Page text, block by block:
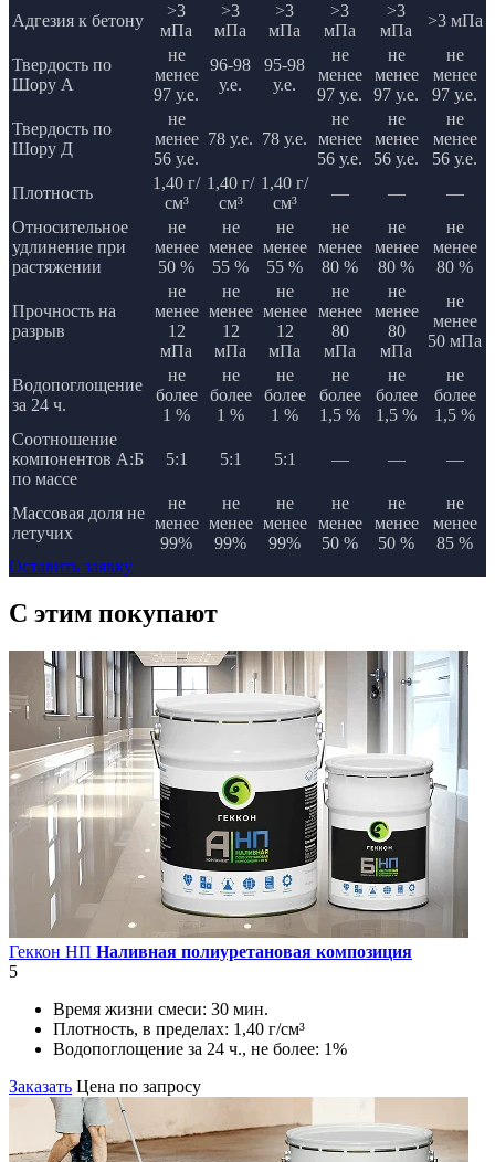
Адгезия к бетону
>3
мПа
>3
мПа
>3
мПа
>3
мПа
>3
мПа
>3 мПа
Твердость по
Шору А
не
менее
97 у.е.
96-98
у.е.
95-98
у.е.
не
менее
97 у.е.
не
менее
97 у.е.
не
менее
97 у.е.
Твердость по
Шору Д
не
менее
56 у.е.
78 у.е. 78 у.е.
не
менее
56 у.е.
не
менее
56 у.е.
не
менее
56 у.е.
Плотность
1,40 г/
см³
1,40 г/
см³
1,40 г/
см³
— —
—
Относительное
удлинение при
растяжении
не
менее
50 %
не
менее
55 %
не
менее
55 %
не
менее
80 %
не
менее
80 %
не
менее
80 %
Прочность на
разрыв
не
менее
12
мПа
не
менее
12
мПа
не
менее
12
мПа
не
менее
80
мПа
не
менее
80
мПа
не
менее
50 мПа
Водопоглощение
за 24 ч.
не
более
1 %
не
более
1 %
не
более
1 %
не
более
1,5 %
не
более
1,5 %
не
более
1,5 %
Соотношение
компонентов А:Б
по массе
5:1 5:1 5:1 — — —
Массовая доля не
летучих
не
менее
99%
не
менее
99%
не
менее
99%
не
менее
50 %
не
менее
50 %
не
менее
85 %
Оставить заявку
C этим покупают
Геккон НП Наливная полиуретановая композиция
5
Время жизни смеси: 30 мин.
Плотность, в пределах: 1,40 г/см³
Водопоглощение за 24 ч., не более: 1%
Заказать Цена по запросу